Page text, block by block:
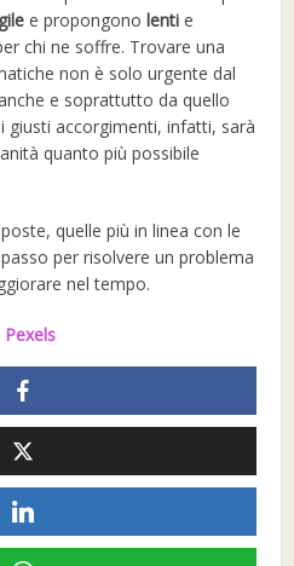
e propongonolenti e
chi ne soffre. Trovare una
non è solo urgente dal
e soprattutto da quello
giusti accorgimenti, infatti, sarà
quanto più possibile
quelle più in linea con le
per risolvere un problema
nel tempo.
Pexels